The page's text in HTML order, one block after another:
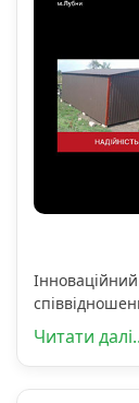
Читати